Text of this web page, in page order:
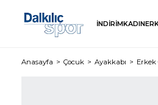
İNDİRİMKADIN
Anasayfa Çocuk Ayakkabı Erkek